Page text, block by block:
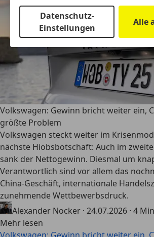
Datenschutz-
Einstellungen
Alle
Volkswagen: Gewinn bricht weiter ein,
größte Problem
Volkswagen steckt weiter im
nächste Hiobsbotschaft: Auch im
sank der Nettogewinn. Diesmal um
Verantwortlich sind vor allem das
China-Geschäft, internationale
zunehmende Wettbewerbsdruck.
Alexander Nocker · 24.07.2026 · 4
Mehr lesen